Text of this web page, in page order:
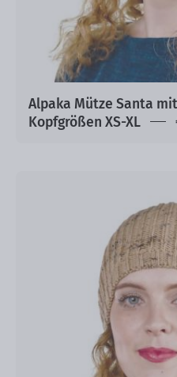
Alpaka Mütze Santa
Kopfgrößen XS-XL